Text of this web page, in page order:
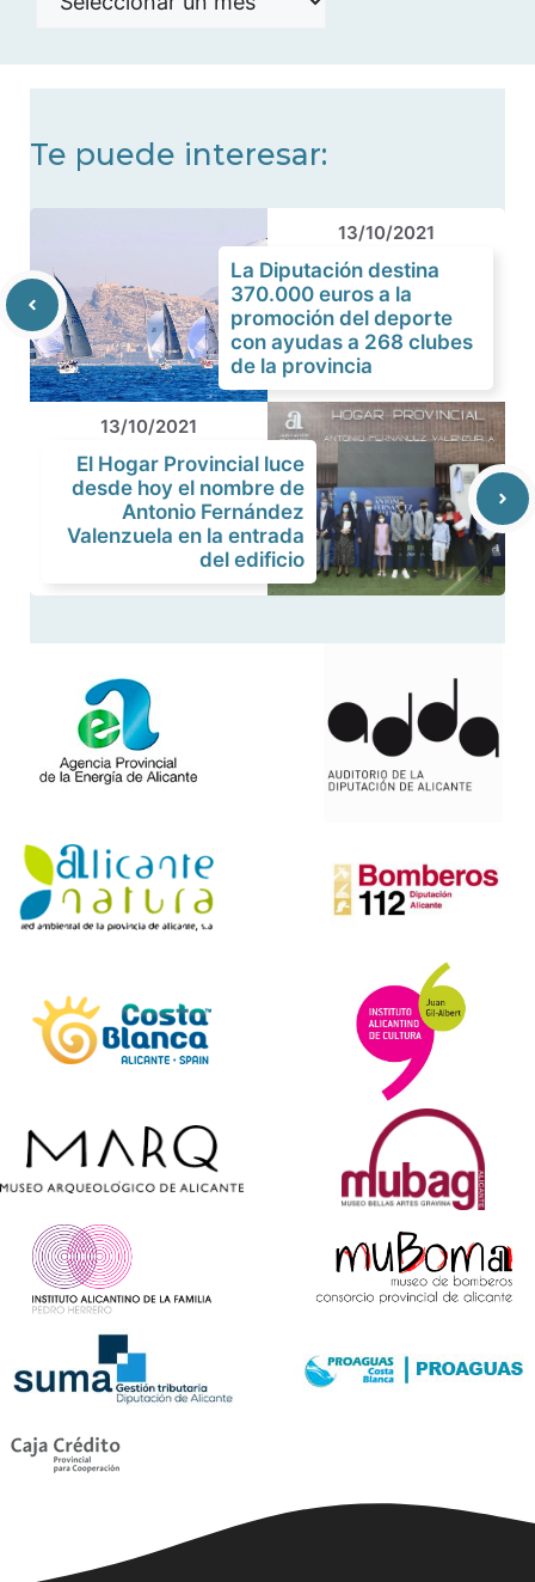
Te puede interesar:
13/10/2021
La Diputación destina
370.000 euros a la
promoción del deporte
con ayudas a 268 clubes
de la provincia
13/10/2021
El Hogar Provincial luce
desde hoy el nombre de
Antonio Fernández
Valenzuela en la entrada
del edificio